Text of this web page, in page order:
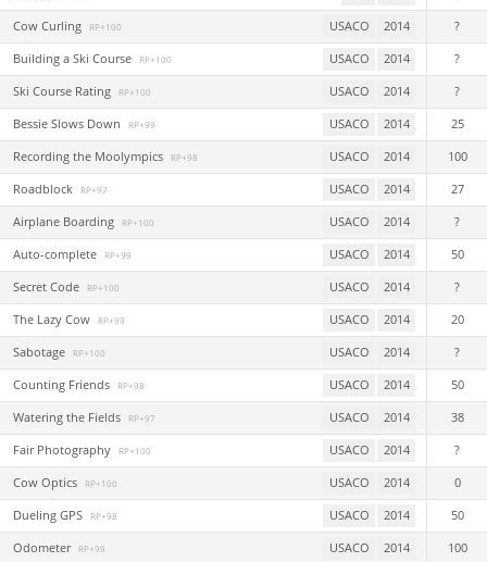
Cow Curling RP+100 USACO 2014 ?
Building a Ski Course RP+100 USACO 2014 ?
Ski Course Rating RP+100 USACO 2014 ?
Bessie Slows Down RP+99 USACO 2014 25
Recording the Moolympics RP+98 USACO 2014 100
Roadblock RP+97 USACO 2014 27
Airplane Boarding RP+100 USACO 2014 ?
Auto-complete RP+99 USACO 2014 50
Secret Code RP+100 USACO 2014 ?
The Lazy Cow RP+99 USACO 2014 20
Sabotage RP+100 USACO 2014 ?
Counting Friends RP+98 USACO 2014 50
Watering the Fields RP+97 USACO 2014 38
Fair Photography RP+100 USACO 2014 ?
Cow Optics RP+100 USACO 2014 0
Dueling GPS RP+98 USACO 2014 50
Odometer RP+99 USACO 2014 100